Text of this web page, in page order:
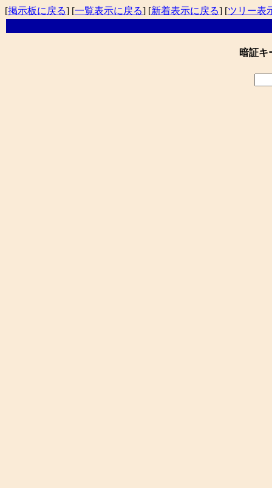
[掲示板に戻る] [一覧表示に戻る] [新着表示に戻る] [ツリー表
暗証キ